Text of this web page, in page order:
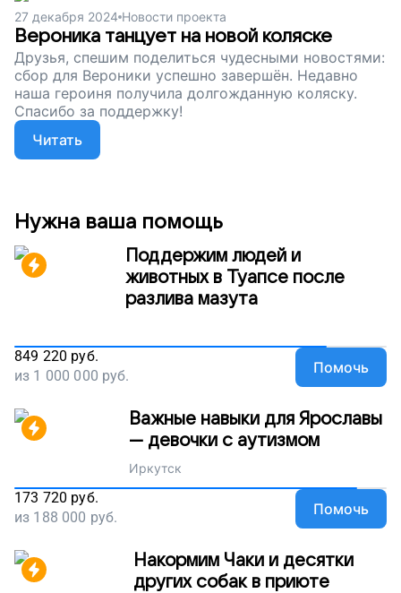
27 декабря 2024 Новости проекта
Вероника танцует на новой коляске
Друзья, спешим поделиться чудесными новостями:
сбор для Вероники успешно завершён. Недавно
наша героиня получила долгожданную коляску.
Спасибо за поддержку!
Читать
Нужна ваша помощь
Поддержим людей и
животных в Туапсе после
разлива мазута
849 220 руб.
из 1 000 000 руб. Помочь
Важные навыки для Ярославы
— девочки с аутизмом
Иркутск
173 720 руб.
из 188 000 руб. Помочь
Накормим Чаки и десятки
других собак в приюте